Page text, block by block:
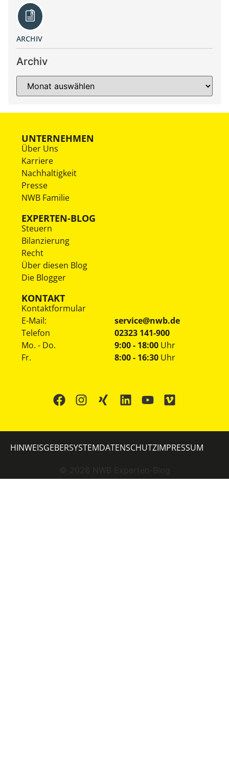
ARCHIV
Archiv
UNTERNEHMEN
Über Uns
Karriere
Nachhaltigkeit
Presse
NWB Familie
EXPERTEN-BLOG
Steuern
Bilanzierung
Recht
Über diesen Blog
Die Blogger
KONTAKT
Kontaktformular
E-Mail:
service@nwb.de
Telefon
02323 141-900
Mo. - Do.
Fr.
9:00 - 18:00 Uhr
8:00 - 16:30 Uhr
© 2026 NWB Experten-Blog
HINWEISGEBERSYSTEMDATENSCHUTZIMPRESSUM